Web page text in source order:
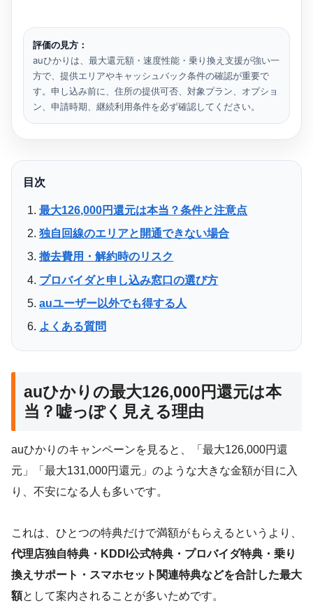
評価の見方：
auひかりは、最大還元額・速度性能・乗り換え支援が強い一
方で、提供エリアやキャッシュバック条件の確認が重要で
す。申し込み前に、住所の提供可否、対象プラン、オプショ
ン、申請時期、継続利用条件を必ず確認してください。
目次
最大126,000円還元は本当？条件と注意点
独自回線のエリアと開通できない場合
撤去費用・解約時のリスク
プロバイダと申し込み窓口の選び方
auユーザー以外でも得する人
よくある質問
auひかりの最大126,000円還元は本
当？嘘っぽく見える理由
auひかりのキャンペーンを見ると、「最大126,000円還
元」「最大131,000円還元」のような大きな金額が目に入
り、不安になる人も多いです。
これは、ひとつの特典だけで満額がもらえるというより、
代理店独自特典・KDDI公式特典・プロバイダ特典・乗り
換えサポート・スマホセット関連特典などを合計した最大
額として案内されることが多いためです。